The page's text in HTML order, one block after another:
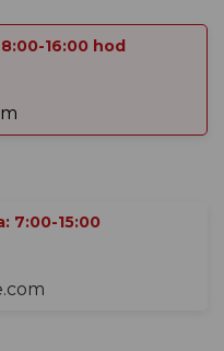
16:00 hod
7:00-15:00